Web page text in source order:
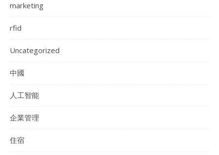
marketing
rfid
Uncategorized
中國
人工智能
企業管理
住宿